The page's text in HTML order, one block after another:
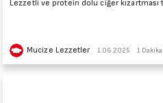
Lezzetli ve protein dolu ciğer kızartması
Mucize Lezzetler 1.06.2025 1